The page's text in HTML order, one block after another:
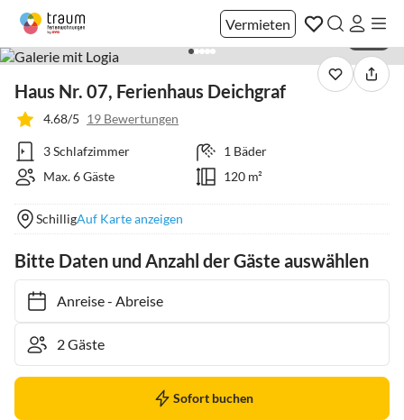
Vermieten
Haus Nr. 07, Ferienhaus Deichgraf
4.68/5 19 Bewertungen
3 Schlafzimmer
1 Bäder
Max. 6 Gäste
120 m²
SchilligAuf Karte anzeigen
Bitte Daten und Anzahl der Gäste auswählen
Anreise- Abreise
Sofort buchen